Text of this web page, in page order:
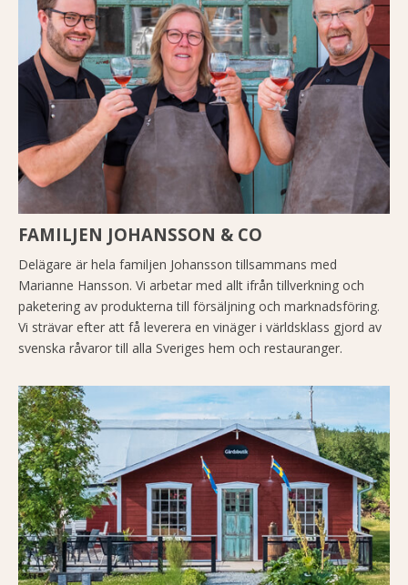
FAMILJEN JOHANSSON & CO
Delägare är hela familjen Johansson tillsammans med
Marianne Hansson. Vi arbetar med allt ifrån tillverkning och
paketering av produkterna till försäljning och marknadsföring.
Vi strävar efter att få leverera en vinäger i världsklass gjord av
svenska råvaror till alla Sveriges hem och restauranger.